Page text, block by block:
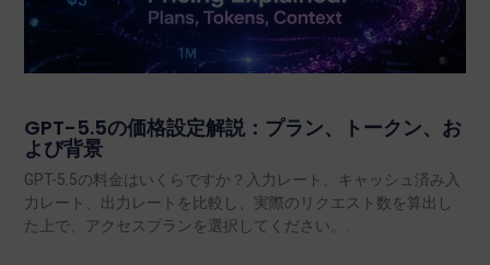
GPT-5.5の価格設定解説：プラン、トークン、お
よび背景
GPT-5.5の料金はいくらですか？入力レート、キャッシュ済み入
力レート、出力レートを比較し、実際のリクエスト数を算出し
た上で、アクセスプランを選択してください。.